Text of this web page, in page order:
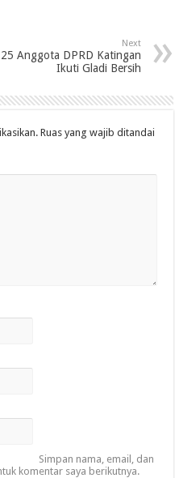
Next
25 Anggota DPRD Katingan
Ikuti Gladi Bersih
Ruas yang wajib ditandai
Simpan nama, email, dan
komentar saya berikutnya.